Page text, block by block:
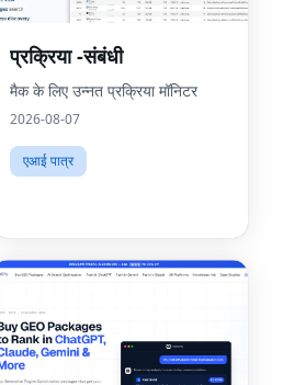
प्रक्रिया -संबंधी
मैक के लिए उन्नत प्रक्रिया मॉनिटर
2026-08-07
एआई पात्र